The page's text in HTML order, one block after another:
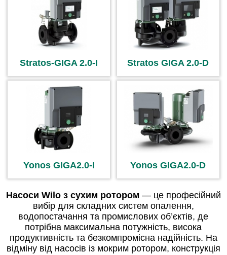
Stratos-GIGA 2.0-I Stratos GIGA 2.0-D
Yonos GIGA2.0-I Yonos GIGA2.0-D
Насоси Wilo з сухим ротором — це професійний
вибір для складних систем опалення,
водопостачання та промислових об’єктів, де
потрібна максимальна потужність, висока
продуктивність та безкомпромісна надійність. На
відміну від насосів із мокрим ротором, конструкція